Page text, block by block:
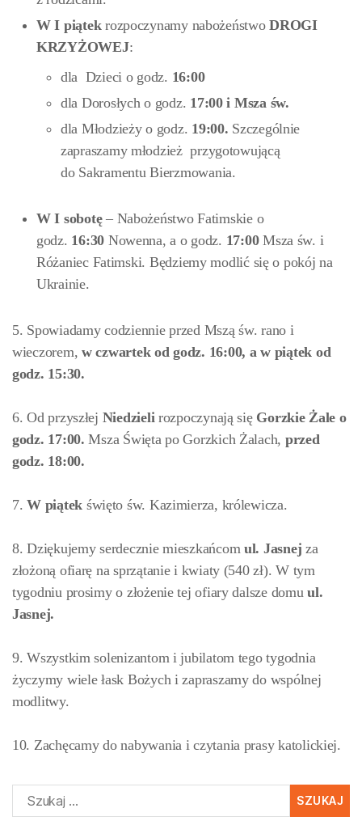
W I piątekrozpoczynamy nabożeństwoDROGI
KRZYŻOWEJ:
dla Dzieci o godz. 16:00
dla Dorosłych o godz. 17:00 i Msza św.
dla Młodzieży o godz. 19:00. Szczególnie
zapraszamy młodzież przygotowującą
do Sakramentu Bierzmowania.
W I sobotę– Nabożeństwo Fatimskie o
godz. 16:30 Nowenna, a o godz. 17:00Msza św. i
Różaniec Fatimski. Będziemy modlić się o pokój na
Ukrainie.
5. Spowiadamy codziennie przed Mszą św. rano i
wieczorem,w czwartek od godz. 16:00, a w piątek od
godz. 15:30.
6. Od przyszłej Niedzieli rozpoczynają się Gorzkie Żale o
godz. 17:00. Msza Święta po Gorzkich Żalach, przed
godz. 18:00.
7.W piątek święto św. Kazimierza, królewicza.
8. Dziękujemy serdecznie mieszkańcomul. Jasnejza
złożoną ofiarę na sprzątanie i kwiaty (540 zł). W tym
tygodniu prosimy o złożenie tej ofiary dalsze domuul.
Jasnej.
9. Wszystkim solenizantom i jubilatom tego tygodnia
życzymy wiele łask Bożych i zapraszamy do wspólnej
modlitwy.
10. Zachęcamy do nabywania i czytania prasy katolickiej.
Szukaj: